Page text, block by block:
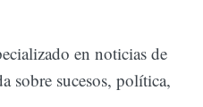
en noticias de
sobre sucesos, política,